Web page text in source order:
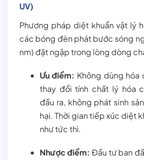
UV)
Phương pháp diệt khuẩn vật lý
các bóng đèn phát bước sóng
nm) đặt ngập trong lòng dòng
Ưu điểm: Không dùng hóa
thay đổi tính chất lý hóa
đầu ra, không phát sinh
hại. Thời gian tiếp xúc diệt
như tức thì.
Nhược điểm: Đầu tư ban